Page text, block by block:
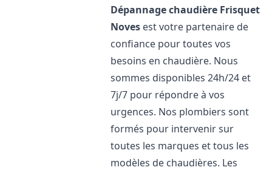
Dépannage chaudière Frisquet
Noves est votre partenaire de
confiance pour toutes vos
besoins en chaudière. Nous
sommes disponibles 24h/24 et
7j/7 pour répondre à vos
urgences. Nos plombiers sont
formés pour intervenir sur
toutes les marques et tous les
modèles de chaudières. Les